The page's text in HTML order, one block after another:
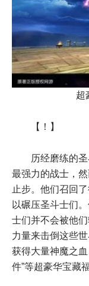
超
【！】
历经磨练的圣
最强力的战士，
止步。他们召回
以碾压圣斗士们
士们并不会被他
力量来击倒这些
获得大量神魔之
件”等超豪华宝藏